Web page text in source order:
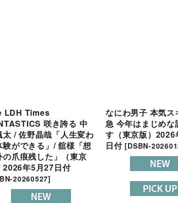
LDH Times
咲き誇る 中
太 / 佐野晶哉「人生変わ
験ができる」/ 舘様「想
の爪痕残した」（東京
2026年5月27日付
20260527]
なにわ男子 本気ス
急 今年はまじめな
す（東京版）2026
日付 [DSBN-